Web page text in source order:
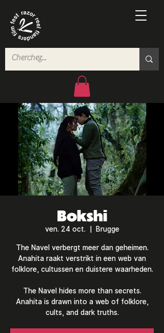
Bokshi
ven. 24 oct. Brugge
The Navel verbergt meer dan geheimen.
Anahita raakt verstrikt in een web van
folklore, cultussen en duistere waarheden.
The Navel hides more than secrets.
Anahita is drawn into a web of folklore,
cults, and dark truths.